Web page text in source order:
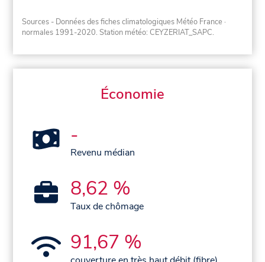
Sources - Données des fiches climatologiques Météo France ·
normales 1991-2020. Station météo: CEYZERIAT_SAPC.
Économie
-
Revenu médian
8,62 %
Taux de chômage
91,67 %